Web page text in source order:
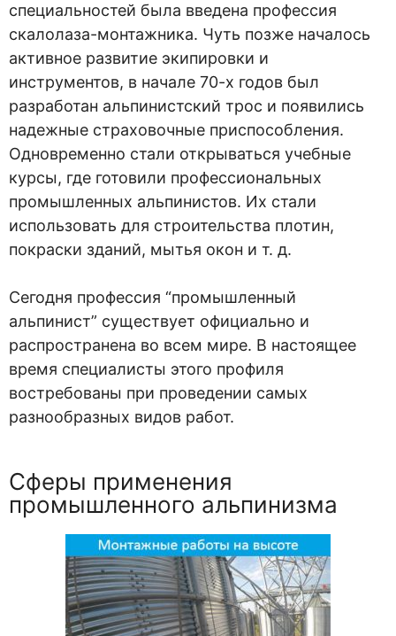
специальностей была введена профессия
скалолаза-монтажника. Чуть позже началось
активное развитие экипировки и
инструментов, в начале 70-х годов был
разработан альпинистский трос и появились
надежные страховочные приспособления.
Одновременно стали открываться учебные
курсы, где готовили профессиональных
промышленных альпинистов. Их стали
использовать для строительства плотин,
покраски зданий, мытья окон и т. д.
Сегодня профессия “промышленный
альпинист” существует официально и
распространена во всем мире. В настоящее
время специалисты этого профиля
востребованы при проведении самых
разнообразных видов работ.
Сферы применения
промышленного альпинизма